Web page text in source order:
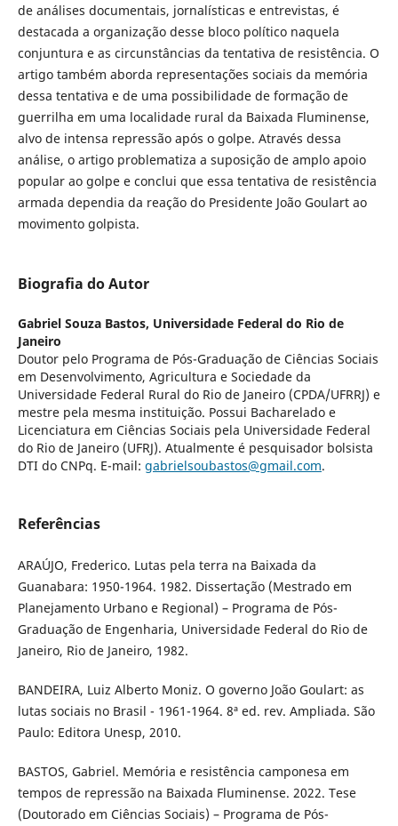
de análises documentais, jornalísticas e entrevistas, é
destacada a organização desse bloco político naquela
conjuntura e as circunstâncias da tentativa de resistência. O
artigo também aborda representações sociais da memória
dessa tentativa e de uma possibilidade de formação de
guerrilha em uma localidade rural da Baixada Fluminense,
alvo de intensa repressão após o golpe. Através dessa
análise, o artigo problematiza a suposição de amplo apoio
popular ao golpe e conclui que essa tentativa de resistência
armada dependia da reação do Presidente João Goulart ao
movimento golpista.
Biografia do Autor
Gabriel Souza Bastos, Universidade Federal do Rio de
Janeiro
Doutor pelo Programa de Pós-Graduação de Ciências Sociais
em Desenvolvimento, Agricultura e Sociedade da
Universidade Federal Rural do Rio de Janeiro (CPDA/UFRRJ) e
mestre pela mesma instituição. Possui Bacharelado e
Licenciatura em Ciências Sociais pela Universidade Federal
do Rio de Janeiro (UFRJ). Atualmente é pesquisador bolsista
DTI do CNPq. E-mail: gabrielsoubastos@gmail.com.
Referências
ARAÚJO, Frederico. Lutas pela terra na Baixada da
Guanabara: 1950-1964. 1982. Dissertação (Mestrado em
Planejamento Urbano e Regional) – Programa de Pós-
Graduação de Engenharia, Universidade Federal do Rio de
Janeiro, Rio de Janeiro, 1982.
BANDEIRA, Luiz Alberto Moniz. O governo João Goulart: as
lutas sociais no Brasil - 1961-1964. 8ª ed. rev. Ampliada. São
Paulo: Editora Unesp, 2010.
BASTOS, Gabriel. Memória e resistência camponesa em
tempos de repressão na Baixada Fluminense. 2022. Tese
(Doutorado em Ciências Sociais) – Programa de Pós-